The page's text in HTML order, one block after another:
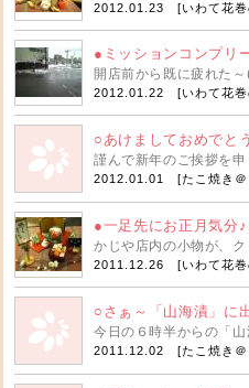
2012.01.23 [いわて花
●ミッションコンプリ
開店前から既に疲れた
2012.01.22 [いわて花
○あけましておめでと
謹んで新年のご挨拶を
2012.01.01 [たこ焼き
●一足先にお正月気分♪
かじや店内の小物が、
2011.12.26 [いわて花
○さぁ～「山海漬」に
今日の６時半からの「
2011.12.02 [たこ焼き